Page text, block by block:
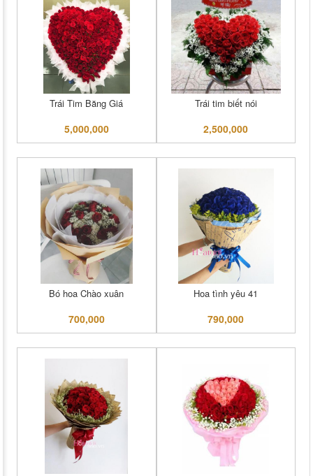
Trái Tim Băng Giá
5,000,000
Trái tim biết nói
2,500,000
Bó hoa Chào xuân
700,000
Hoa tình yêu 41
790,000